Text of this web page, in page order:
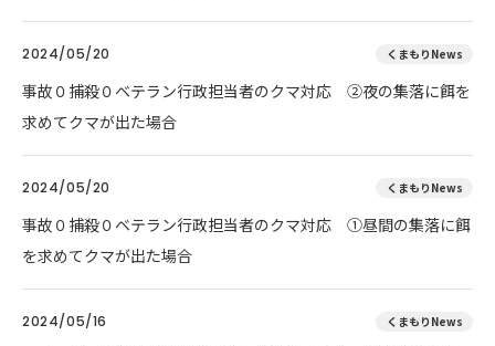
2024/05/20 くまもりNews
事故０捕殺０ベテラン行政担当者のクマ対応 ②夜の集落に餌を
求めてクマが出た場合
2024/05/20 くまもりNews
事故０捕殺０ベテラン行政担当者のクマ対応 ①昼間の集落に餌
を求めてクマが出た場合
2024/05/16 くまもりNews